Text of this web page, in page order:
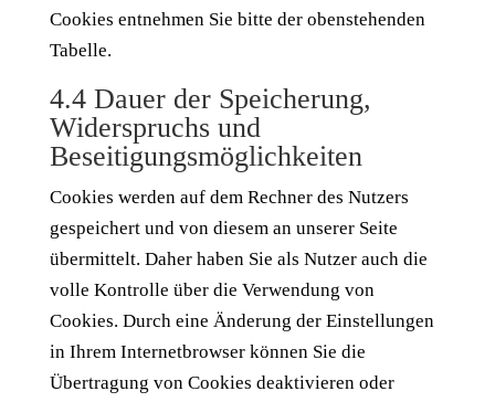
Cookies entnehmen Sie bitte der obenstehenden
Tabelle.
4.4 Dauer der Speicherung,
Widerspruchs und
Beseitigungsmöglichkeiten
Cookies werden auf dem Rechner des Nutzers
gespeichert und von diesem an unserer Seite
übermittelt. Daher haben Sie als Nutzer auch die
volle Kontrolle über die Verwendung von
Cookies. Durch eine Änderung der Einstellungen
in Ihrem Internetbrowser können Sie die
Übertragung von Cookies deaktivieren oder